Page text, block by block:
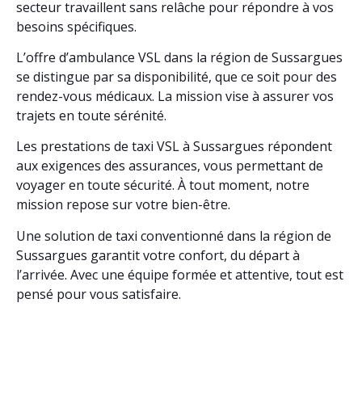
secteur travaillent sans relâche pour répondre à vos
besoins spécifiques.
L’offre d’ambulance VSL dans la région de Sussargues
se distingue par sa disponibilité, que ce soit pour des
rendez-vous médicaux. La mission vise à assurer vos
trajets en toute sérénité.
Les prestations de taxi VSL à Sussargues répondent
aux exigences des assurances, vous permettant de
voyager en toute sécurité. À tout moment, notre
mission repose sur votre bien-être.
Une solution de taxi conventionné dans la région de
Sussargues garantit votre confort, du départ à
l’arrivée. Avec une équipe formée et attentive, tout est
pensé pour vous satisfaire.